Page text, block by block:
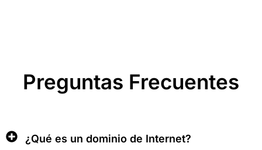
Preguntas Frecuentes
¿Qué es un dominio de Internet?